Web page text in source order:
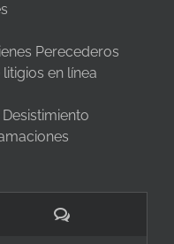
Perecederos
en línea
Comentarios